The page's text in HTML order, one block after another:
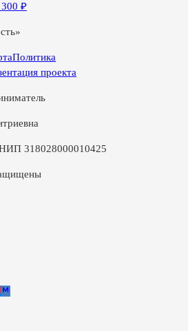
300 ₽
Политика
проекта
318028000010425